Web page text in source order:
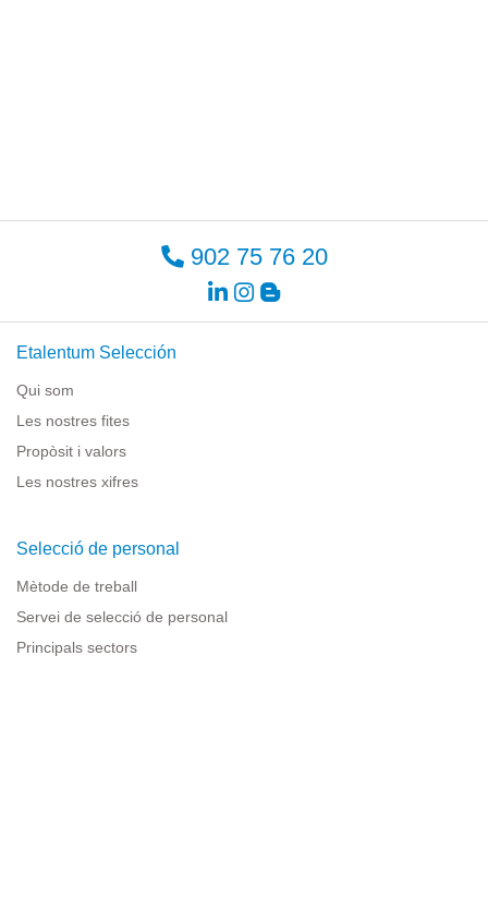
902 75 76 20
Etalentum Selección
Qui som
Les nostres fites
Propòsit i valors
Les nostres xifres
Selecció de personal
Mètode de treball
Servei de selecció de personal
Principals sectors